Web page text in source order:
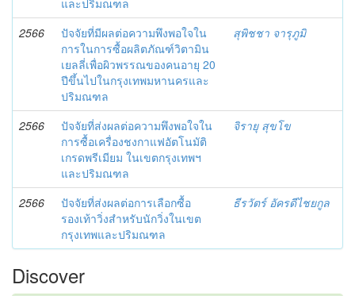
และปริมณฑล
2566
ปัจจัยที่มีผลต่อความพึงพอใจใน
การในการซื้อผลิตภัณฑ์วิตามิน
เยลลี่เพื่อผิวพรรณของคนอายุ 20
ปีขึ้นไปในกรุงเทพมหานครและ
ปริมณฑล
สุพิชชา จารุภูมิ
2566
ปัจจัยที่ส่งผลต่อความพึงพอใจใน
การซื้อเครื่องชงกาแฟอัตโนมัติ
เกรดพรีเมียม ในเขตกรุงเทพฯ
และปริมณฑล
จิรายุ สุขโข
2566
ปัจจัยที่ส่งผลต่อการเลือกซื้อ
รองเท้าวิ่งสำหรับนักวิ่งในเขต
กรุงเทพและปริมณฑล
ธีรวัตร์ อัครดีไชยกูล
Discover